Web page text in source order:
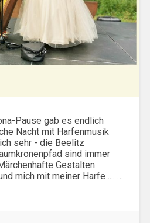
Pause gab es endlich
Nacht mit Harfenmusik
sehr - die Beelitz
sind immer
Gestalten
mich mit meiner Harfe .... …